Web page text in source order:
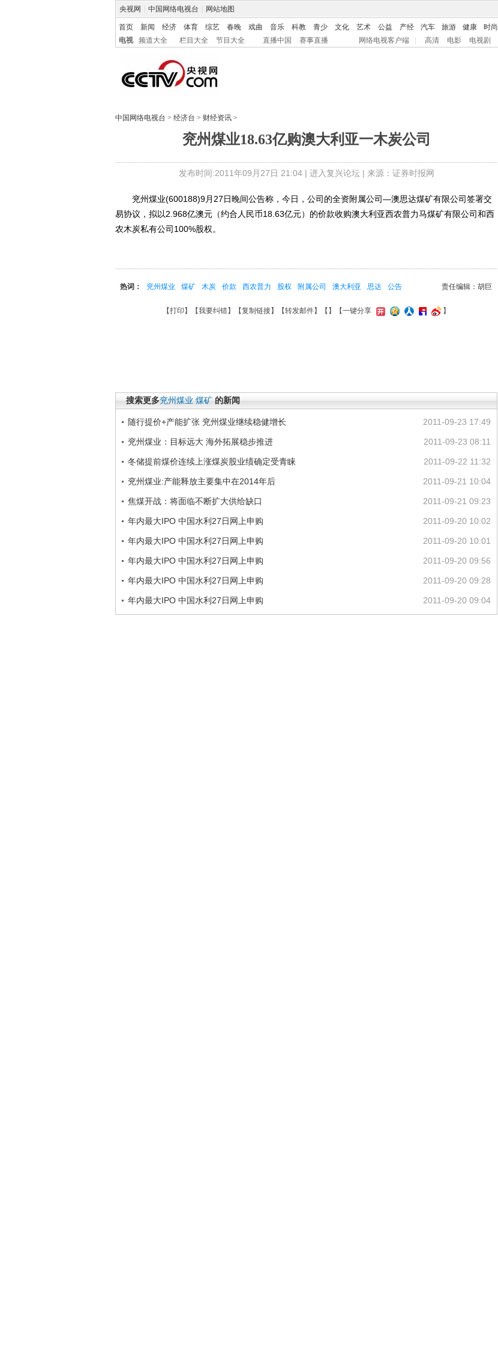
央视网 中国网络电视台 网站地图
首页 新闻 经济 体育 综艺 春晚 戏曲 音乐 科教 青少 文化 艺术 公益 产经 汽车 旅游 健康 时尚
电视
频道大全 栏目大全 节目大全 直播中国 赛事直播 网络电视客户端 高清 电影 电视剧
中国网络电视台 > 经济台 > 财经资讯 >
兖州煤业18.63亿购澳大利亚一木炭公司
发布时间:2011年09月27日 21:04 | 进入复兴论坛| 来源：证券时报网
兖州煤业(600188)9月27日晚间公告称，今日，公司的全资附属公司—澳思达煤矿有限公司签署交
易协议，拟以2.968亿澳元（约合人民币18.63亿元）的价款收购澳大利亚西农普力马煤矿有限公司和西
农木炭私有公司100%股权。
责任编辑：胡巨
热词： 兖州煤业 煤矿 木炭 价款 西农普力 股权 附属公司 澳大利亚 思达 公告
【打印 】【我要纠错】【复制链接】【转发邮件】【 】 【一键分享 】
搜索更多兖州煤业 煤矿 的新闻
2011-09-23 17:49
随行提价+产能扩张 兖州煤业继续稳健增长
2011-09-23 08:11
兖州煤业：目标远大 海外拓展稳步推进
2011-09-22 11:32
冬储提前煤价连续上涨煤炭股业绩确定受青睐
2011-09-21 10:04
兖州煤业:产能释放主要集中在2014年后
2011-09-21 09:23
焦煤开战：将面临不断扩大供给缺口
2011-09-20 10:02
年内最大IPO 中国水利27日网上申购
2011-09-20 10:01
年内最大IPO 中国水利27日网上申购
2011-09-20 09:56
年内最大IPO 中国水利27日网上申购
2011-09-20 09:28
年内最大IPO 中国水利27日网上申购
2011-09-20 09:04
年内最大IPO 中国水利27日网上申购